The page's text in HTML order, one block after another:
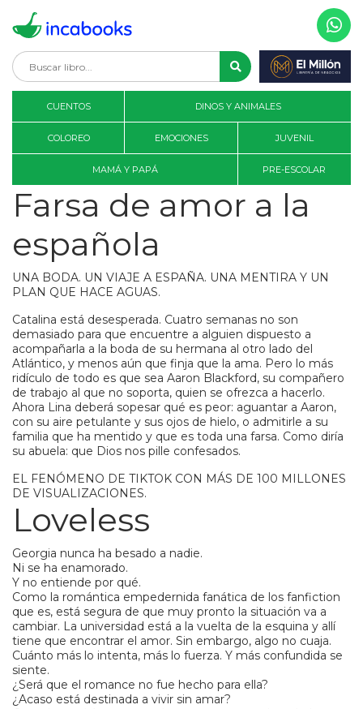
CUENTOS DINOS Y ANIMALES
COLOREO EMOCIONES JUVENIL
MAMÁ Y PAPÁ PRE-ESCOLAR
Farsa de amor a la
española
UNA BODA. UN VIAJE A ESPAÑA. UNA MENTIRA Y UN
PLAN QUE HACE AGUAS.
Catalina está desesperada. Cuatro semanas no son
demasiado para que encuentre a alguien dispuesto a
acompañarla a la boda de su hermana al otro lado del
Atlántico, y menos aún que finja que la ama. Pero lo más
ridículo de todo es que sea Aaron Blackford, su compañero
de trabajo al que no soporta, quien se ofrezca a hacerlo.
Ahora Lina deberá sopesar qué es peor: aguantar a Aaron,
con su aire petulante y sus ojos de hielo, o admitirle a su
familia que ha mentido y que es toda una farsa. Como diría
su abuela: que Dios nos pille confesados.
EL FENÓMENO DE TIKTOK CON MÁS DE 100 MILLONES
DE VISUALIZACIONES.
Loveless
Georgia nunca ha besado a nadie.
Ni se ha enamorado.
Y no entiende por qué.
Como la romántica empedernida fanática de los fanfiction
que es, está segura de que muy pronto la situación va a
cambiar. La universidad está a la vuelta de la esquina y allí
tiene que encontrar el amor. Sin embargo, algo no cuaja.
Cuánto más lo intenta, más lo fuerza. Y más confundida se
siente.
¿Será que el romance no fue hecho para ella?
¿Acaso está destinada a vivir sin amar?